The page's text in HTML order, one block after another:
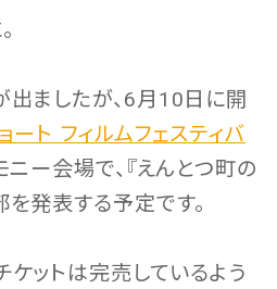
出ましたが、6月10日に開
ート フィルムフェスティバ
ニー会場で、『えんとつ町の
発表する予定です。
ットは完売しているよう